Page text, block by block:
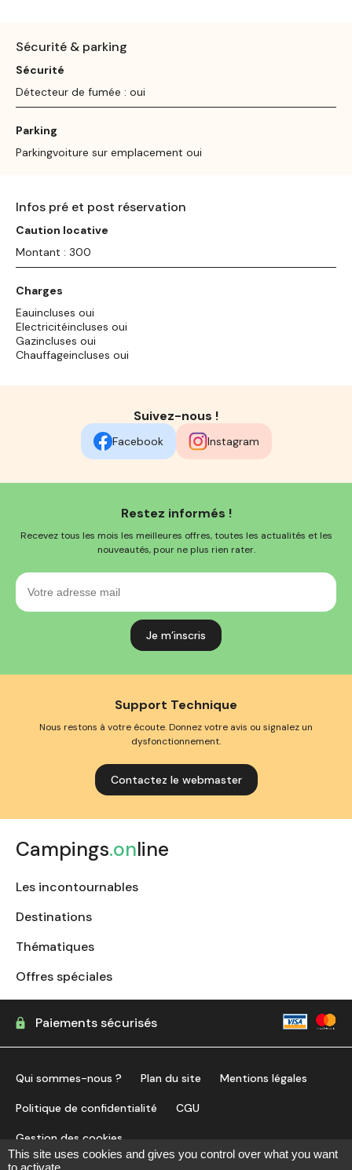
Sécurité & parking
Sécurité
Détecteur de fumée : oui
Parking
Parkingvoiture sur emplacement oui
Infos pré et post réservation
Caution locative
Montant : 300
Charges
Eauincluses oui
Electricitéincluses oui
Gazincluses oui
Chauffageincluses oui
Suivez-nous !
Facebook Instagram
Restez informés !
Recevez tous les mois les meilleures offres, toutes les actualités et les
nouveautés, pour ne plus rien rater.
Votre
adresse
mail
Support Technique
Nous restons à votre écoute. Donnez votre avis ou signalez un
dysfonctionnement.
Contactez le webmaster
Campings.online
Les incontournables
Destinations
Thématiques
Offres spéciales
Paiements sécurisés
Qui sommes-nous ? Plan du site Mentions légales
Politique de confidentialité CGU
Gestion des cookies
This site uses cookies and gives you control over what you want
to activate